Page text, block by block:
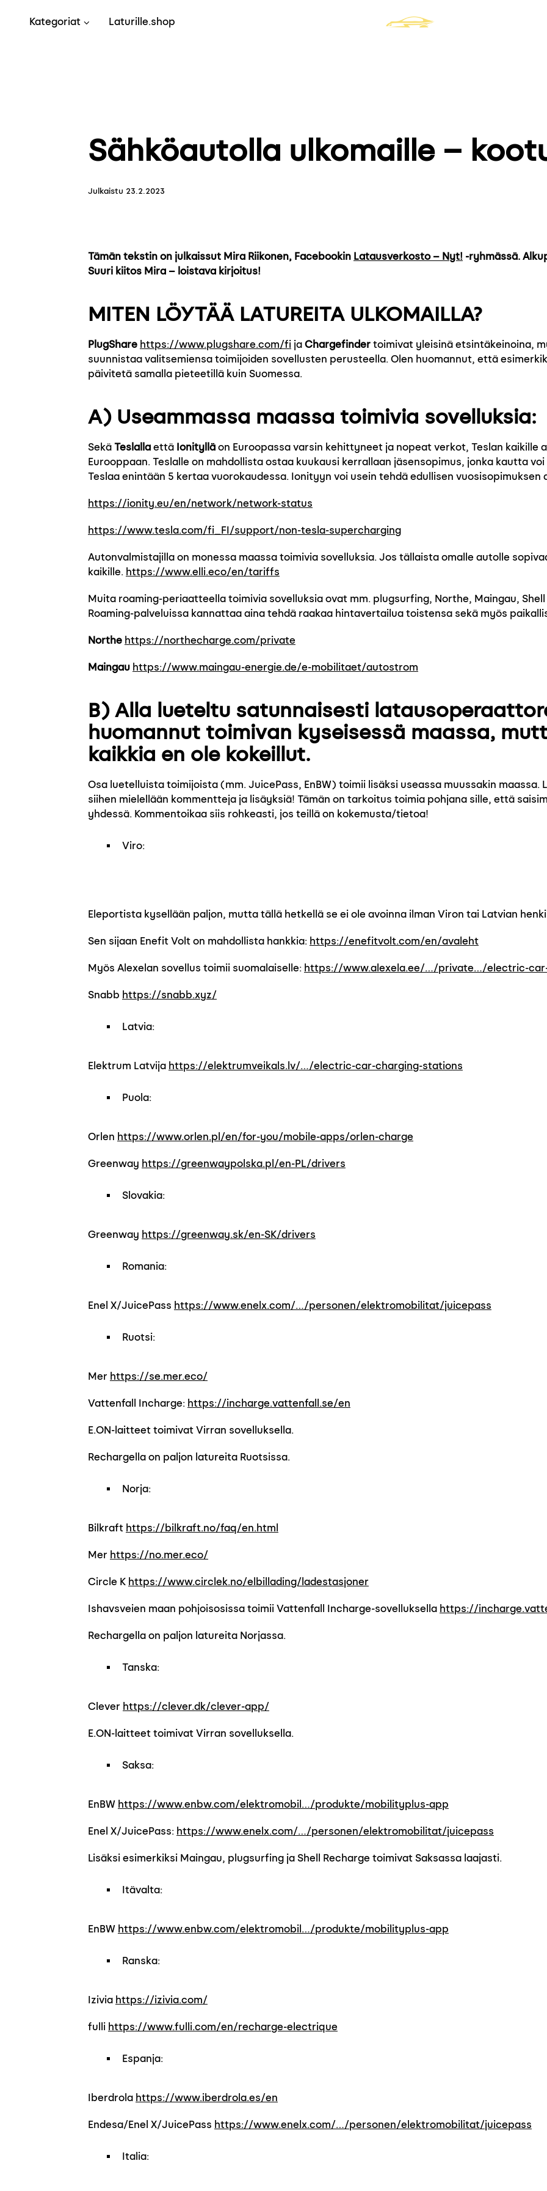
Skip to content
Kategoriat Laturille.shop
Sähköautolla ulkomaille –
Julkaistu 23.2.2023
Tämän tekstin on julkaissut Mira Riikonen, Facebookin Latausverkosto – Nyt! -ryhmässä.
Suuri kiitos Mira – loistava kirjoitus!
MITEN LÖYTÄÄ LATUREITA ULKOMAILLA?
PlugShare https://www.plugshare.com/fi ja Chargefinder toimivat yleisinä etsintäkeinoina,
suunnistaa valitsemiensa toimijoiden sovellusten perusteella. Olen huomannut, että
päivitetä samalla pieteetillä kuin Suomessa.
A) Useammassa maassa toimivia sovelluksia:
Sekä Teslalla että Ionityllä on Euroopassa varsin kehittyneet ja nopeat verkot, Teslan
Eurooppaan. Teslalle on mahdollista ostaa kuukausi kerrallaan jäsensopimus, jonka kautta
Teslaa enintään 5 kertaa vuorokaudessa. Ionityyn voi usein tehdä edullisen
https://ionity.eu/en/network/network-status
https://www.tesla.com/fi_FI/support/non-tesla-supercharging
Autonvalmistajilla on monessa maassa toimivia sovelluksia. Jos tällaista omalle autolle
kaikille. https://www.elli.eco/en/tariffs
Muita roaming-periaatteella toimivia sovelluksia ovat mm. plugsurfing, Northe, Maingau,
Roaming-palveluissa kannattaa aina tehdä raakaa hintavertailua toistensa sekä myös
Northe https://northecharge.com/private
Maingau https://www.maingau-energie.de/e-mobilitaet/autostrom
B) Alla lueteltu satunnaisesti
huomannut toimivan kyseisessä maassa,
kaikkia en ole kokeillut.
Osa luetelluista toimijoista (mm. JuicePass, EnBW) toimii lisäksi useassa muussakin
siihen mielellään kommentteja ja lisäyksiä! Tämän on tarkoitus toimia pohjana sille, että
yhdessä. Kommentoikaa siis rohkeasti, jos teillä on kokemusta/tietoa!
Viro:
Eleportista kysellään paljon, mutta tällä hetkellä se ei ole avoinna ilman Viron tai Latvian
Sen sijaan Enefit Volt on mahdollista hankkia: https://enefitvolt.com/en/avaleht
Myös Alexelan sovellus toimii suomalaiselle: https://www.alexela.ee/…/private…/electric-
Snabb https://snabb.xyz/
Latvia:
Elektrum Latvija https://elektrumveikals.lv/…/electric-car-charging-stations
Puola:
Orlen https://www.orlen.pl/en/for-you/mobile-apps/orlen-charge
Greenway https://greenwaypolska.pl/en-PL/drivers
Slovakia:
Greenway https://greenway.sk/en-SK/drivers
Romania:
Enel X/JuicePass https://www.enelx.com/…/personen/elektromobilitat/juicepass
Ruotsi:
Mer https://se.mer.eco/
Vattenfall Incharge: https://incharge.vattenfall.se/en
E.ON-laitteet toimivat Virran sovelluksella.
Rechargella on paljon latureita Ruotsissa.
Norja:
Bilkraft https://bilkraft.no/faq/en.html
Mer https://no.mer.eco/
Circle K https://www.circlek.no/elbillading/ladestasjoner
Ishavsveien maan pohjoisosissa toimii Vattenfall Incharge-sovelluksella https://
Rechargella on paljon latureita Norjassa.
Tanska:
Clever https://clever.dk/clever-app/
E.ON-laitteet toimivat Virran sovelluksella.
Saksa:
EnBW https://www.enbw.com/elektromobil…/produkte/mobilityplus-app
Enel X/JuicePass: https://www.enelx.com/…/personen/elektromobilitat/juicepass
Lisäksi esimerkiksi Maingau, plugsurfing ja Shell Recharge toimivat Saksassa laajasti.
Itävalta:
EnBW https://www.enbw.com/elektromobil…/produkte/mobilityplus-app
Ranska:
Izivia https://izivia.com/
fulli https://www.fulli.com/en/recharge-electrique
Espanja:
Iberdrola https://www.iberdrola.es/en
Endesa/Enel X/JuicePass https://www.enelx.com/…/personen/elektromobilitat/juicepass
Italia: